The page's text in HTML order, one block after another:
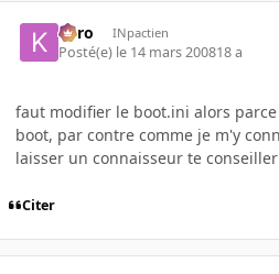
kyro INpactien
Posté(e) le 14 mars 200818 a
faut modifier le boot.ini alors
boot, par contre comme je m'y
laisser un connaisseur te conseiller
Citer